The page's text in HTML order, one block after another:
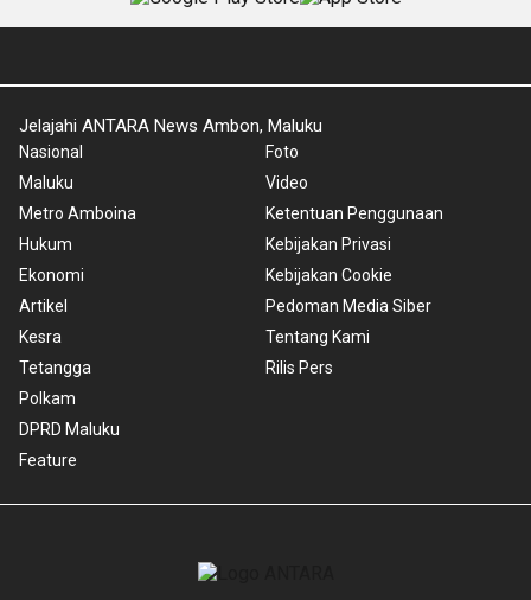
Jelajahi ANTARA News Ambon, Maluku
Nasional
Maluku
Metro Amboina
Hukum
Ekonomi
Artikel
Kesra
Tetangga
Polkam
DPRD Maluku
Feature
Foto
Video
Ketentuan Penggunaan
Kebijakan Privasi
Kebijakan Cookie
Pedoman Media Siber
Tentang Kami
Rilis Pers